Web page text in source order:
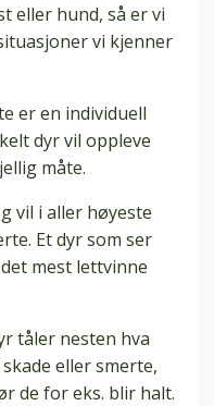
eller hund, så er vi
vi kjenner
er en individuell
dyr vil oppleve
måte.
vil i aller høyeste
Et dyr som ser
mest lettvinne
tåler nesten hva
eller smerte,
de for eks. blir halt.